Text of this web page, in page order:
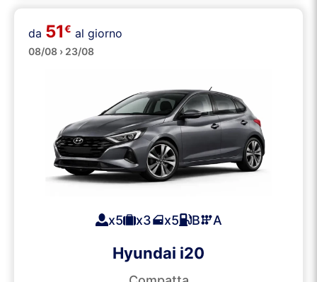
Medie
da 51€ al giorno
08/08 › 23/08
x5 x3 x5 B A
Hyundai i20